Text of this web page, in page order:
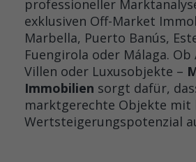
professioneller
exklusiven Off-Market
Marbella, Puerto Banús,
Fuengirola oder Málaga.
Villen oder Luxusobjekte –
Immobilien sorgt dafür,
marktgerechte Objekte mit
Wertsteigerungspotenzial